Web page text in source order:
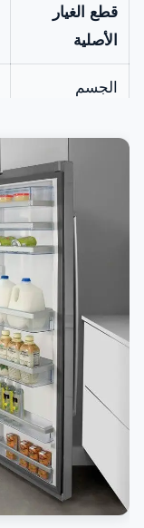
قطع الغيار
الأصلية
الجسم
للثلاجة
أرفف الثلاجة
الأصلية
الباب الخارجي
للثلاجة